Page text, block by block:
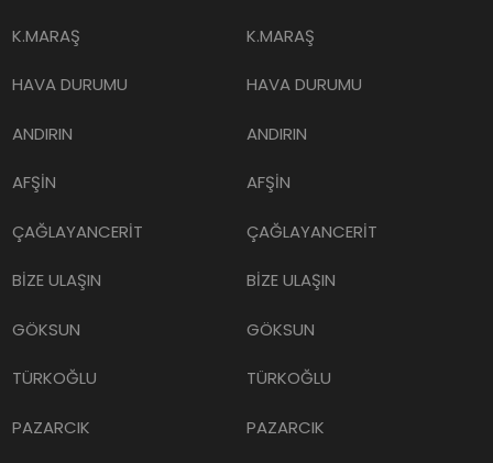
K.MARAŞ
HAVA DURUMU
ANDIRIN
AFŞİN
ÇAĞLAYANCERİT
BİZE ULAŞIN
GÖKSUN
TÜRKOĞLU
PAZARCIK
K.MARAŞ
HAVA DURUMU
ANDIRIN
AFŞİN
ÇAĞLAYANCERİT
BİZE ULAŞIN
GÖKSUN
TÜRKOĞLU
PAZARCIK